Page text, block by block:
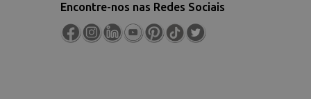
Encontre-nos nas Redes Sociais